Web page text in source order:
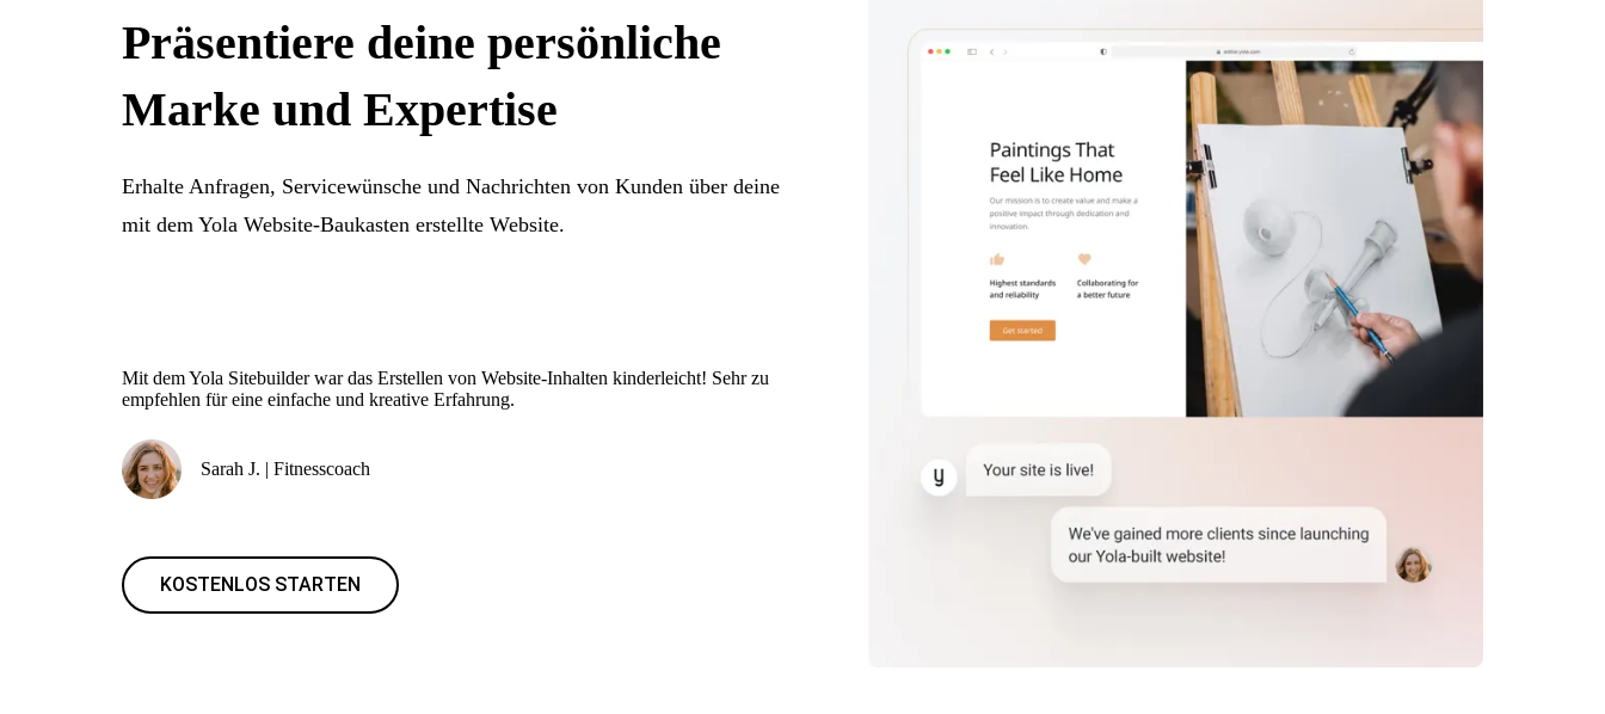
Präsentiere deine persönliche
Marke und Expertise
Erhalte Anfragen, Servicewünsche und Nachrichten von Kunden über deine
mit dem Yola Website-Baukasten erstellte Website.
Mit dem Yola Sitebuilder war das Erstellen von Website-Inhalten kinderleicht! Sehr zu
empfehlen für eine einfache und kreative Erfahrung.
Sarah J. | Fitnesscoach
KOSTENLOS STARTEN